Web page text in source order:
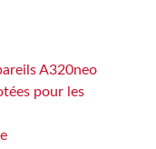
A320neo
pour les